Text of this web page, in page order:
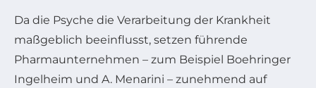
Da die Psyche die Verarbeitung der Krankheit
maßgeblich beeinflusst, setzen führende
Pharmaunternehmen – zum Beispiel Boehringer
Ingelheim und A. Menarini – zunehmend auf